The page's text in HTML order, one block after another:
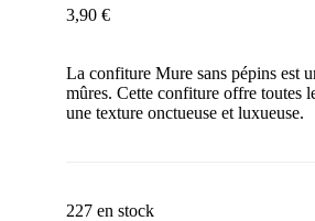
3,90 €
La confiture Mure sans pépins est
mûres. Cette confiture offre toutes
une texture onctueuse et luxueuse.
227 en stock